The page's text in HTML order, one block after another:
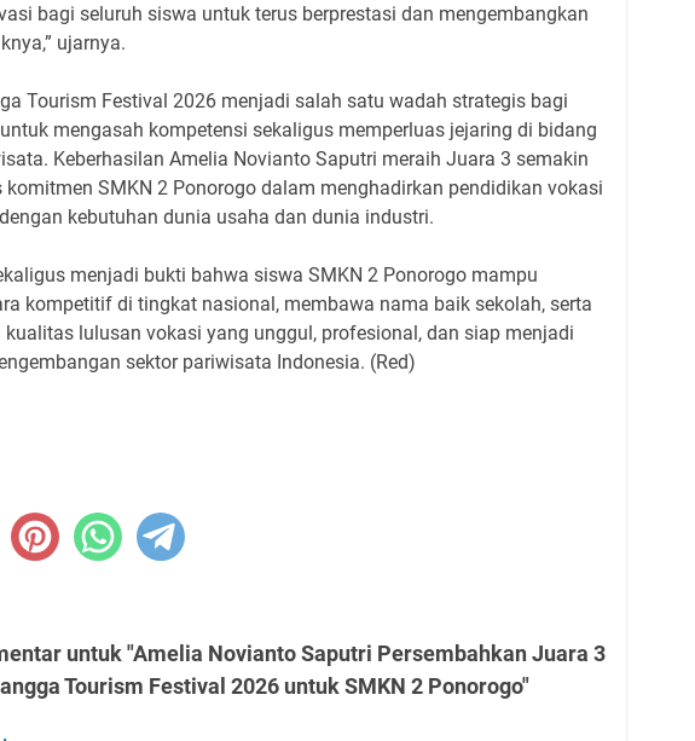
bagi seluruh siswa untuk terus berprestasi dan mengembangkan
ujarnya.
Tourism Festival 2026 menjadi salah satu wadah strategis bagi
mengasah kompetensi sekaligus memperluas jejaring di bidang
Keberhasilan Amelia Novianto Saputri meraih Juara 3 semakin
komitmen SMKN 2 Ponorogo dalam menghadirkan pendidikan vokasi
kebutuhan dunia usaha dan dunia industri.
menjadi bukti bahwa siswa SMKN 2 Ponorogo mampu
kompetitif di tingkat nasional, membawa nama baik sekolah, serta
kualitas lulusan vokasi yang unggul, profesional, dan siap menjadi
sektor pariwisata Indonesia. (Red)
untuk "Amelia Novianto Saputri Persembahkan Juara 3
Tourism Festival 2026 untuk SMKN 2 Ponorogo"